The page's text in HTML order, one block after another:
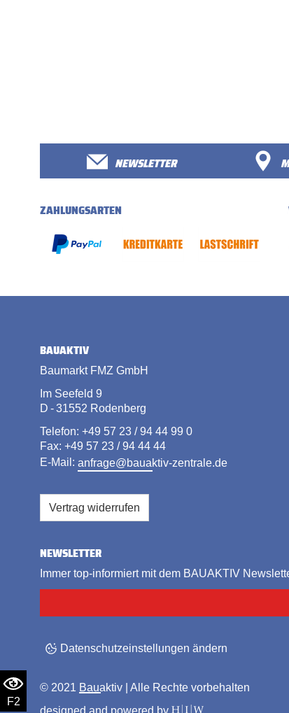
F2
NEWSLETTER
ZAHLUNGSARTEN
BAUAKTIV
Baumarkt FMZ GmbH
Im Seefeld 9
D - 31552 Rodenberg
Telefon: +49 57 23 / 94 44 99 0
Fax: +49 57 23 / 94 44 44
E-Mail: anfrage@bauaktiv-zentrale.de
Vertrag widerrufen
NEWSLETTER
Immer top-informiert mit dem BAUAKTIV
Datenschutzeinstellungen ändern
© 2021 Bauaktiv | Alle Rechte vorbehalten